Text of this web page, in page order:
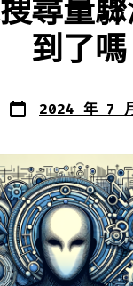
尋量
到了嗎
發
表 2024 年 7